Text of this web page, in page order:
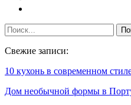
Свежие записи:
10 кухонь в современном
Дом необычной формы в